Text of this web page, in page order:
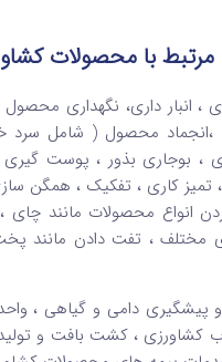
مرتبط با محصولات
، انبار داری، نگهداری
،انجماد محصول ( شامل سرد
، بوجاری بذور ، پوست گیری
کاری ، تفکیک ، همگن
انواع محصولات مانند چای
، تفت دادن مانند
پیشگیری دامی و گیاهی ،
کشاورزی ، کشت بافت و